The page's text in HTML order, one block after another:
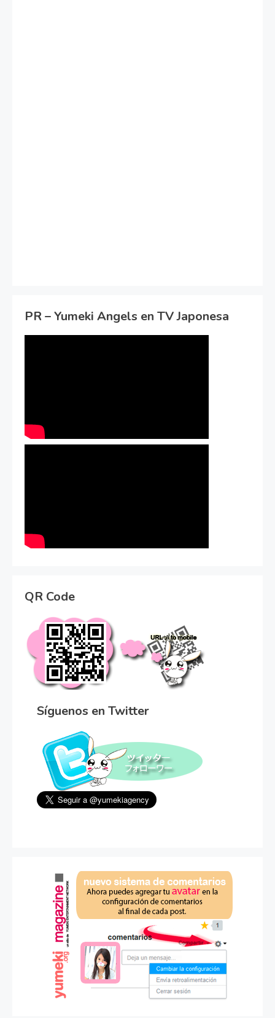
PR – Yumeki Angels en TV Japonesa
QR Code
Síguenos en Twitter